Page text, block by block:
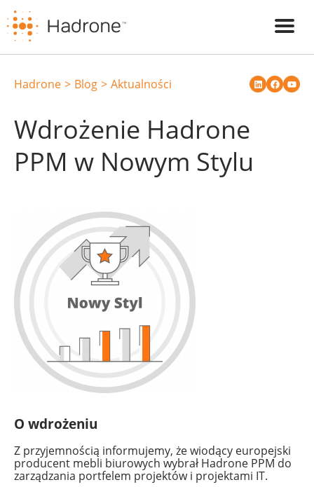
Hadrone Blog Aktualności
Wdrożenie Hadrone
PPM w Nowym Stylu
O wdrożeniu
Z przyjemnością informujemy, że wiodący europejski
producent mebli biurowych wybrał Hadrone PPM do
zarządzania portfelem projektów i projektami IT.